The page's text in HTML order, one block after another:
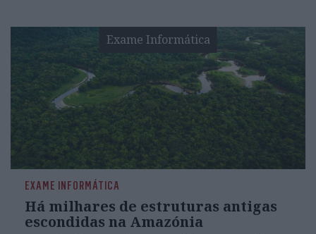
Exame Informática
EXAME INFORMÁTICA
Há milhares de estruturas antigas
escondidas na Amazónia